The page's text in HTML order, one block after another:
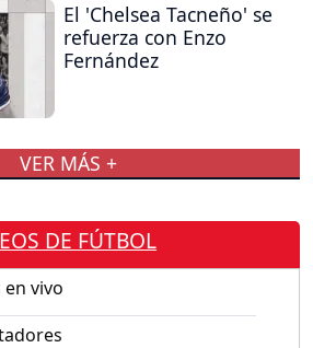
El 'Chelsea Tacneño' se
refuerza con Enzo
Fernández
VER MÁS +
DE FÚTBOL
en vivo